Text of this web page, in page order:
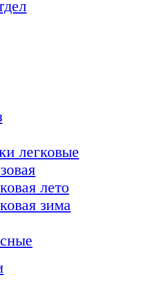
легковые
лето
зима